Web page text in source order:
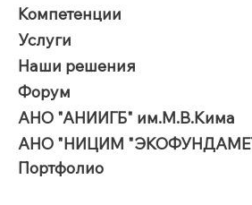
Компетенции
Услуги
Наши решения
Форум
АНО "АНИИГБ" им.М.В.Кима
АНО "НИЦИМ
Портфолио